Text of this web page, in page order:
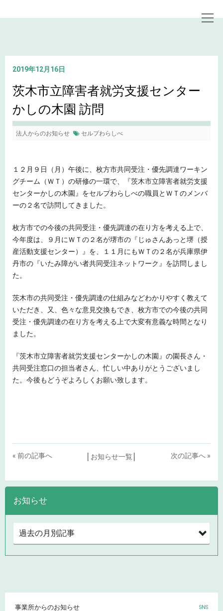
2019年12月16日
茨木市立障害者就労支援センター
かしの木園 訪問
法人からのお知らせ セルプわらしべ
１２月９日（月）午後に、枚方市共同受注・優先調達ワーキン
グチーム（ＷＴ）の研修の一環で、『茨木市立障害者就労支援
センターかしの木園』をセルプわらしべの職員とＷＴのメンバ
ーの２名で訪問してきました。
枚方市での今後の共同受注・優先調達の在り方を考える上で、
今年度は、９月にＷＴの２名が堺市の『じゅさんあっと堺（授
産活動支援センター）』を、１１月にもＷＴの２名が兵庫県伊
丹市の『いたみ障がい者共同受注ネットワーク』を訪問しまし
た。
茨木市の共同受注・優先調達の仕組みなどわかりやすく教えて
いただき、又、色々な意見交換もでき、枚方市での今後の共同
受注・優先調達の在り方を考える上で大変有意義な時間となり
ました。
『茨木市立障害者就労支援センターかしの木園』の園長さん・
共同受注窓口の担当者さん、忙しい中ありがとうございまし
た。今後もどうぞよろしくお願い致します。
« 前の記事へ お知らせ一覧 次の記事へ »
お知らせ
事業所からのお知らせ SNS